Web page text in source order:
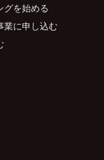
グを始める
業に申し込む